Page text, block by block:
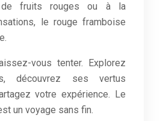
de fruits rouges ou à la
le rouge framboise
vous tenter. Explorez
découvrez ses vertus
votre expérience. Le
un voyage sans fin.